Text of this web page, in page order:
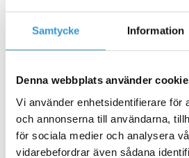
Samtycke Information
Denna webbplats använder
Vi använder enhetsidentifierare för
och annonserna till användarna,
för sociala medier och analysera
vidarebefordrar även sådana
Bräddavlopp inlop
Pooltak
Pooltak Nova Comfort
Poolrobotar
Belysning och